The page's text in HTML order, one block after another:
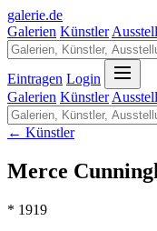
galerie.de
Galerien Künstler
Eintragen Login
Galerien Künstler
← Künstler
Merce
* 1919